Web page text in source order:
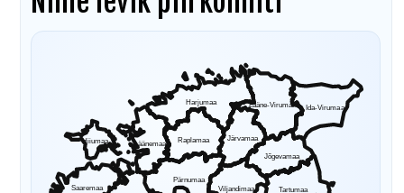
Hiiumaa
Saaremaa
Pärnumaa
Läänemaa Raplamaa
Harjumaa Lääne-Virumaa Ida-Virumaa
Järvamaa
Jõgevamaa
Viljandimaa Tartumaa